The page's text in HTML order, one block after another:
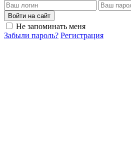
Войти на сайт
Не запоминать меня
Забыли пароль? Регистрация